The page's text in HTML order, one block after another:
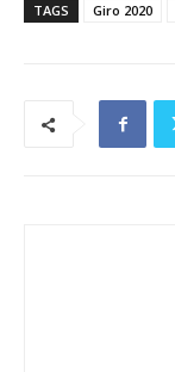
TAGS Giro 2020